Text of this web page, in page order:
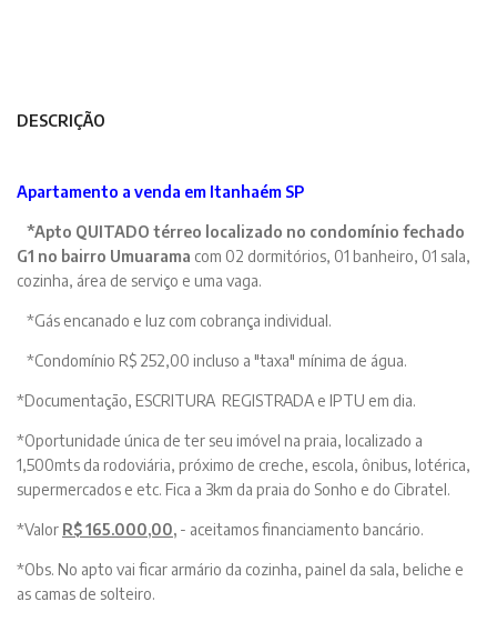
DESCRIÇÃO
Apartamento a venda em Itanhaém SP
*Apto QUITADO térreo localizado no condomínio fechado
G1 no bairro Umuarama com 02 dormitórios, 01 banheiro, 01 sala,
cozinha, área de serviço e uma vaga.
*Gás encanado e luz com cobrança individual.
*Condomínio R$ 252,00 incluso a "taxa" mínima de água.
*Documentação, ESCRITURA REGISTRADA e IPTU em dia.
*Oportunidade única de ter seu imóvel na praia, localizado a
1,500mts da rodoviária, próximo de creche, escola, ônibus, lotérica,
supermercados e etc. Fica a 3km da praia do Sonho e do Cibratel.
*Valor R$ 165.000,00, - aceitamos financiamento bancário.
*Obs. No apto vai ficar armário da cozinha, painel da sala, beliche e
as camas de solteiro.